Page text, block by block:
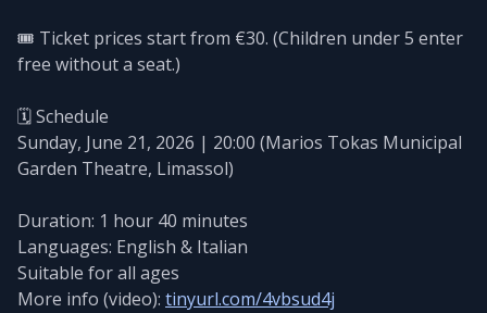
🎟️ Ticket prices start from €30. (Children under 5 enter
free without a seat.)
🗓️ Schedule
Sunday, June 21, 2026 | 20:00 (Marios Tokas Municipal
Garden Theatre, Limassol)
Duration: 1 hour 40 minutes
Languages: English & Italian
Suitable for all ages
More info (video): tinyurl.com/4vbsud4j